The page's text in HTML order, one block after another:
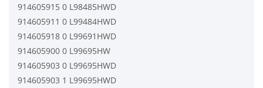
914605915 0 L98485HWD
914605911 0 L99484HWD
914605918 0 L99691HWD
914605900 0 L99695HW
914605903 0 L99695HWD
914605903 1 L99695HWD